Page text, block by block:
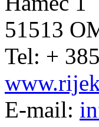
51513
Tel: +
E-mail: